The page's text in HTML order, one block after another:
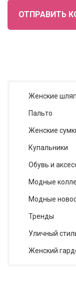
ОТПРАВИТЬ
Женские
Пальто
Женские
Купальники
Обувь и
Модные
Модные
Тренды
Уличный
Женский